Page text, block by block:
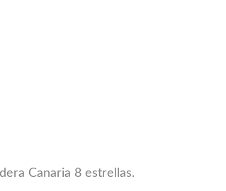
Canaria 8 estrellas.